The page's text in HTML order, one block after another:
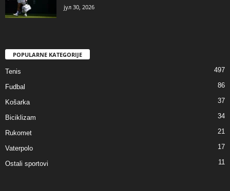
јул 30, 2026
POPULARNE KATEGORIJE
Tenis 497
Fudbal 86
Košarka 37
Biciklizam 34
Rukomet 21
Vaterpolo 17
Ostali sportovi 11